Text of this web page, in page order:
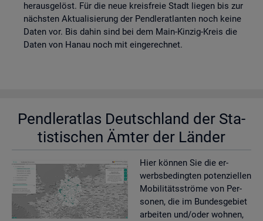
herausgelöst. Für die neue kreisfreie Stadt liegen bis zur
nächsten Aktualisierung der Pendleratlanten noch keine
Daten vor. Bis dahin sind bei dem Main-Kinzig-Kreis die
Daten von Hanau noch mit eingerechnet.
Pend­ler­at­las Deutsch­land der Sta­
tis­ti­schen Ämter der Län­der
Hier kön­nen Sie die er­
werbs­be­ding­ten po­ten­zi­el­len
Mo­bi­li­täts­strö­me von Per­
so­nen, die im Bun­des­ge­biet
ar­bei­ten und/oder woh­nen,